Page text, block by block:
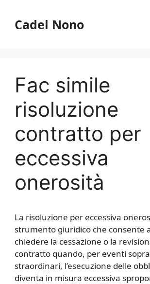
contenuto
Cadel Nono
Fac simile
risoluzione
contratto per
eccessiva
onerosità​
La risoluzione per eccessiva
strumento giuridico che consente
chiedere la cessazione o la
contratto quando, per eventi
straordinari, l’esecuzione delle
diventa in misura eccessiva